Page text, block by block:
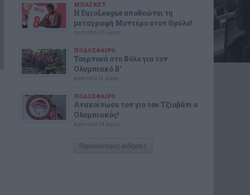
ΜΠΑΣΚΕΤ
Η EuroLeague αποθεώνει τη
μεταγραφή Μοντέρο στον Θρύλο!
πριν από 10 ώρες
ΠΟΔΟΣΦΑΙΡΟ
Τουρνουά στο Βόλο για τον
Ολυμπιακό Β'
πριν από 11 ώρες
ΠΟΔΟΣΦΑΙΡΟ
Ανακοίνωσε τον γιο του Τζιοβάνι ο
Ολυμπιακός!
πριν από 14 ώρες
Περισσότερες ειδήσεις